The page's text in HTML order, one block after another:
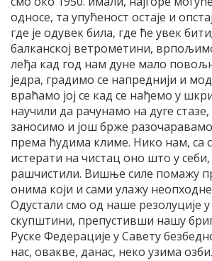
односе, та упућеност остаје и
где је одувек била, где ће увек
балканској ветрометини,
леђа кад год нам дуне мало
једра, градимо се напреднији и
враћамо јој се кад се нађемо у
научили да рачунамо на дуге стазе,
заносимо и још брже
према ћудима климе. Нико нам, са
истерати на чистац оно што у
рашчистили. Вишње силе помажу
онима који и сами улажу
Одустали смо од наше резолуције у
скупштини, препустивши нашу
Руске Федерације у Савету
нас, овакве, данас, неко узима